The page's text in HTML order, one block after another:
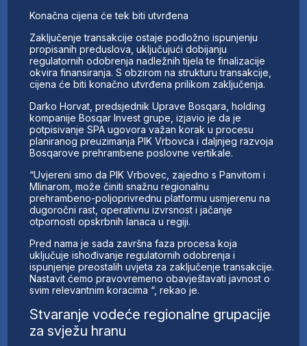
Konačna cijena će tek biti utvrđena
Zaključenje transakcije ostaje podložno ispunjenju
propisanih preduslova, uključujući dobijanju
regulatornih odobrenja nadležnih tijela te finalizacije
okvira finansiranja. S obzirom na strukturu transakcije,
cijena će biti konačno utvrđena prilikom zaključenja.
Darko Horvat, predsjednik Uprave Bosqara, holding
kompanije Bosqar Invest grupe, izjavio je da je
potpisivanje SPA ugovora važan korak u procesu
planiranog preuzimanja PIK Vrbovca i daljnjeg razvoja
Bosqarove prehrambene poslovne vertikale.
“Uvjereni smo da PIK Vrbovec, zajedno s Panvitom i
Mlinarom, može činiti snažnu regionalnu
prehrambeno-poljoprivrednu platformu usmjerenu na
dugoročni rast, operativnu izvrsnost i jačanje
otpornosti opskrbnih lanaca u regiji.
Pred nama je sada završna faza procesa koja
uključuje ishođivanje regulatornih odobrenja i
ispunjenje preostalih uvjeta za zaključenje transakcije.
Nastavit ćemo pravovremeno obavještavati javnost o
svim relevantnim koracima “, rekao je.
Stvaranje vodeće regionalne grupacije
za svježu hranu